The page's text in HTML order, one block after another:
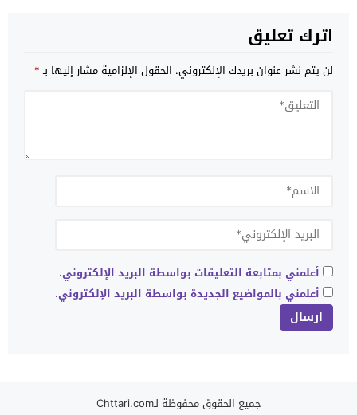
اترك تعليق
لن يتم نشر عنوان بريدك الإلكتروني. الحقول الإلزامية مشار إليها بـ*
أعلمني بمتابعة التعليقات بواسطة البريد الإلكتروني.
أعلمني بالمواضيع الجديدة بواسطة البريد الإلكتروني.
جميع الحقوق محفوظة لـChttari.com